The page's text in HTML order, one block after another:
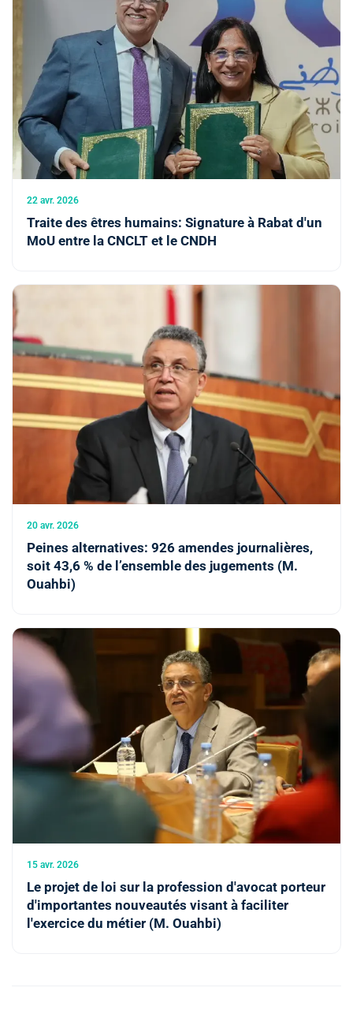
22 avr. 2026
Traite des êtres humains: Signature à Rabat d'un
MoU entre la CNCLT et le CNDH
20 avr. 2026
Peines alternatives: 926 amendes journalières,
soit 43,6 % de l’ensemble des jugements (M.
Ouahbi)
15 avr. 2026
Le projet de loi sur la profession d'avocat porteur
d'importantes nouveautés visant à faciliter
l'exercice du métier (M. Ouahbi)